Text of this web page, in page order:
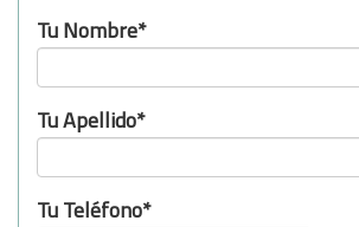
Tu Nombre*
Tu Apellido*
Tu Teléfono*